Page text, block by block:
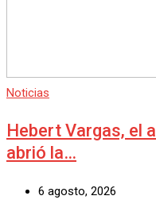
Noticias
Hebert Vargas, el
abrió la…
6 agosto, 2026